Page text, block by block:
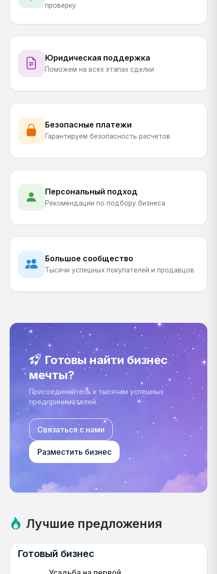
проверку
Юридическая поддержка
Поможем на всех этапах сделки
Безопасные платежи
Гарантируем безопасность расчетов
Персональный подход
Рекомендации по подбору бизнеса
Большое сообщество
Тысячи успешных покупателей и продавцов
Готовы найти бизнес
мечты?
Присоединяйтесь к тысячам успешных
предпринимателей.
Связаться с нами
Разместить бизнес
Лучшие предложения
Готовый бизнес